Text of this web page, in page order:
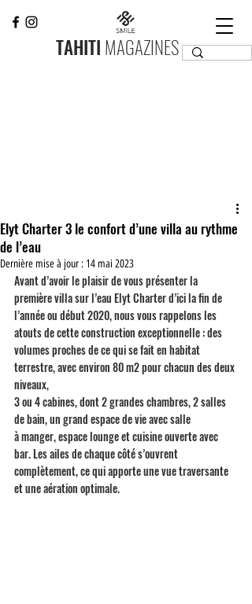
TAHITI MAGAZINES
Elyt Charter 3 le confort d’une villa au rythme
de l’eau
Dernière mise à jour : 14 mai 2023
Avant d’avoir le plaisir de vous présenter la
première villa sur l’eau Elyt Charter d’ici la fin de
l’année ou début 2020, nous vous rappelons les
atouts de cette construction exceptionnelle : des
volumes proches de ce qui se fait en habitat
terrestre, avec environ 80 m2 pour chacun des deux
niveaux,
3 ou 4 cabines, dont 2 grandes chambres, 2 salles
de bain, un grand espace de vie avec salle
à manger, espace lounge et cuisine ouverte avec
bar. Les ailes de chaque côté s’ouvrent
complètement, ce qui apporte une vue traversante
et une aération optimale.